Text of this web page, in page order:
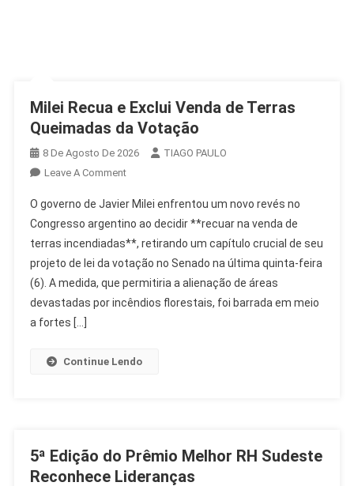
Milei Recua e Exclui Venda de Terras
Queimadas da Votação
8 De Agosto De 2026
TIAGO PAULO
Leave A CommentOn
Recua
E
Exclui
Venda
De
Terras
O governo de Javier Milei enfrentou um novo revés no
Congresso argentino ao decidir **recuar na venda de
terras incendiadas**, retirando um capítulo crucial de seu
projeto de lei da votação no Senado na última quinta-feira
(6). A medida, que permitiria a alienação de áreas
devastadas por incêndios florestais, foi barrada em meio
a fortes […]
Continue Lendo
5ª Edição do Prêmio Melhor RH Sudeste
Reconhece Lideranças